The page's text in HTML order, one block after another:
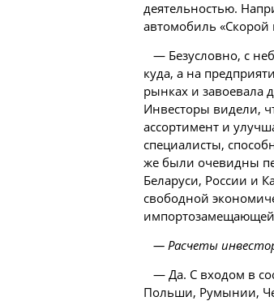
деятельностью.
автомобиль
— Безусловно, с
куда, а на
рынках и завоевала
Инвесторы видели,
ассортимент и
специалисты,
же были очевидны
Беларуси, России и
свободной
— Расчеты
— Да. С входом в
Польши, Румынии,